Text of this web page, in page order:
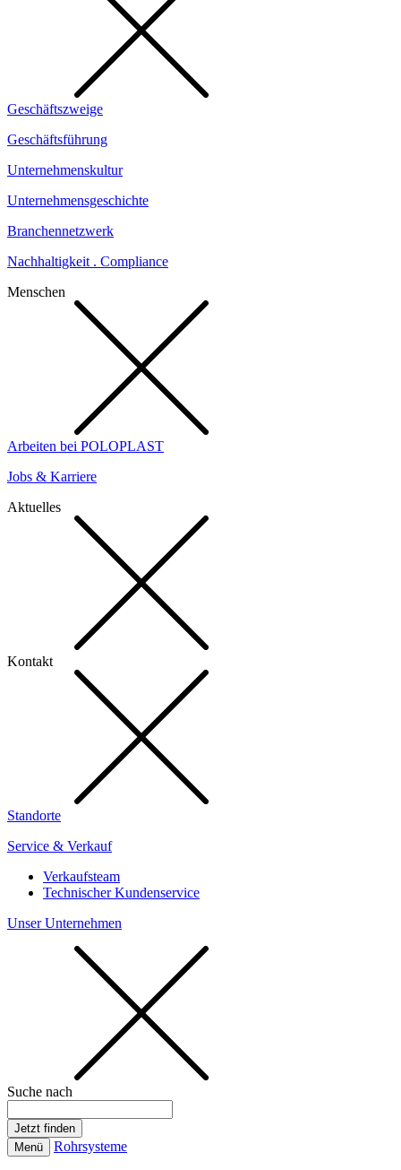
Geschäftszweige
Geschäftsführung
Unternehmenskultur
Unternehmensgeschichte
Branchennetzwerk
Nachhaltigkeit . Compliance
Menschen
Arbeiten bei POLOPLAST
Jobs & Karriere
Aktuelles
Kontakt
Standorte
Service & Verkauf
Verkaufsteam
Technischer Kundenservice
Unser Unternehmen
Suche nach
Menü Rohrsysteme